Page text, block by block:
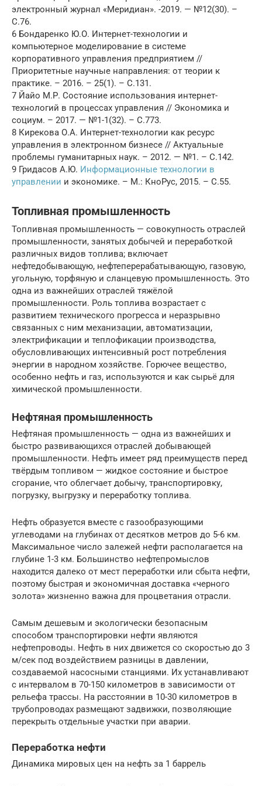
электронный журнал «Меридиан». -2019. — №12(30). –
С.76.
6 Бондаренко Ю.О. Интернет-технологии и
компьютерное моделирование в системе
корпоративного управления предприятием //
Приоритетные научные направления: от теории к
практике. – 2016. – 25(1). – С.131.
7 Йайо М.Р. Состояние использования интернет-
технологий в процессах управления // Экономика и
социум. – 2017. — №1-1(32). – С.773.
8 Кирекова О.А. Интернет-технологии как ресурс
управления в электронном бизнесе // Актуальные
проблемы гуманитарных наук. – 2012. — №1. – С.142.
9 Гридасов А.Ю. Информационные технологии в
управлении и экономике. – М.: КноРус, 2015. – С.55.
Топливная промышленность
Топливная промышленность — совокупность отраслей
промышленности, занятых добычей и переработкой
различных видов топлива; включает
нефтедобывающую, нефтеперерабатывающую, газовую,
угольную, торфяную и сланцевую промышленность. Это
одна из важнейших отраслей тяжёлой
промышленности. Роль топлива возрастает с
развитием технического прогресса и неразрывно
связанных с ним механизации, автоматизации,
электрификации и теплофикации производства,
обусловливающих интенсивный рост потребления
энергии в народном хозяйстве. Горючее вещество,
особенно нефть и газ, используются и как сырьё для
химической промышленности.
Нефтяная промышленность
Нефтяная промышленность — одна из важнейших и
быстро развивающихся отраслей добывающей
промышленности. Нефть имеет ряд преимуществ перед
твёрдым топливом — жидкое состояние и быстрое
сгорание, что облегчает добычу, транспортировку,
погрузку, выгрузку и переработку топлива.
Нефть образуется вместе с газообразующими
углеводами на глубинах от десятков метров до 5-6 км.
Максимальное число залежей нефти располагается на
глубине 1-3 км. Большинство нефтепромыслов
находится далеко от мест переработки или сбыта нефти,
поэтому быстрая и экономичная доставка «черного
золота» жизненно важна для процветания отрасли.
Самым дешевым и экологически безопасным
способом транспортировки нефти являются
нефтепроводы. Нефть в них движется со скоростью до 3
м/сек под воздействием разницы в давлении,
создаваемой насосными станциями. Их устанавливают
с интервалом в 70-150 километров в зависимости от
рельефа трассы. На расстоянии в 10-30 километров в
трубопроводах размещают задвижки, позволяющие
перекрыть отдельные участки при аварии.
Переработка нефти
Динамика мировых цен на нефть за 1 баррель